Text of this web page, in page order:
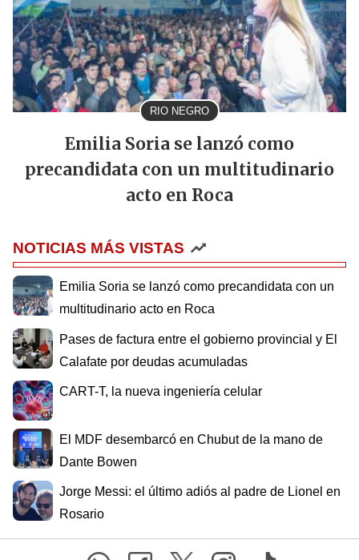
RIO NEGRO
Emilia Soria se lanzó como
precandidata con un multitudinario
acto en Roca
NOTICIAS MÁS VISTAS
Emilia Soria se lanzó como precandidata con un
multitudinario acto en Roca
Pases de factura entre el gobierno provincial y El
Calafate por deudas acumuladas
CART-T, la nueva ingeniería celular
El MDF desembarcó en Chubut de la mano de
Dante Bowen
Jorge Messi: el último adiós al padre de Lionel en
Rosario